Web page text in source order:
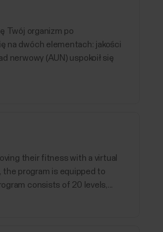
Twój organizm po
na dwóch elementach: jakości
nerwowy (AUN) uspokoił się
their fitness with a virtual
the program is equipped to
consists of 20 levels,...